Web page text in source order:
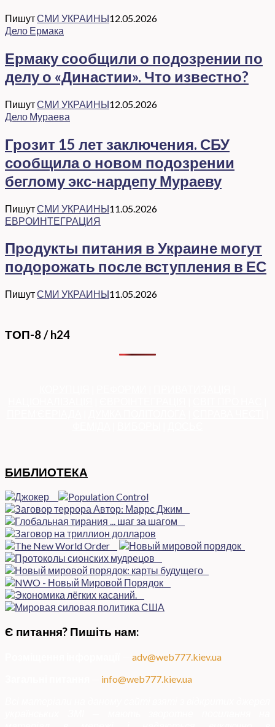
ПишутСМИ УКРАИНЫ12.05.2026
Дело Ермака
Ермаку сообщили о подозрении по
делу о «Династии». Что известно?
ПишутСМИ УКРАИНЫ12.05.2026
Дело Мураева
Грозит 15 лет заключения. СБУ
сообщила о новом подозрении
беглому экс-нардепу Мураеву
ПишутСМИ УКРАИНЫ11.05.2026
ЕВРОИНТЕГРАЦИЯ
Продукты питания в Украине могут
подорожать после вступления в ЕС
ПишутСМИ УКРАИНЫ11.05.2026
ТОП-8 / h24
БИБЛИОТЕКА
Є питання? Пишіть нам:
adv@web777.kiev.ua
info@web777.kiev.ua